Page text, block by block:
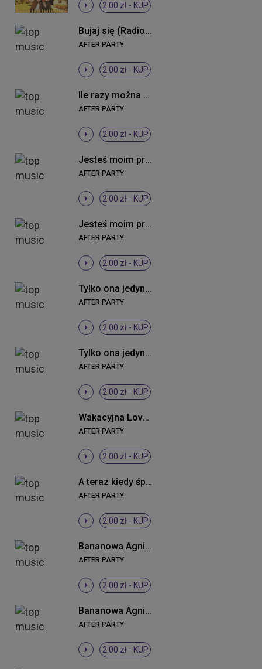
2.00 zł - KUP
Bujaj się (Radio Edit)
AFTER PARTY
2.00 zł - KUP
Ile razy można kochać (Radio Edit)
AFTER PARTY
2.00 zł - KUP
Jesteś moim przeznaczeniem (Ballad Version)
AFTER PARTY
2.00 zł - KUP
Jesteś moim przeznaczeniem (Radio Edit)
AFTER PARTY
2.00 zł - KUP
Tylko ona jedyna (Radio Edit)
AFTER PARTY
2.00 zł - KUP
Tylko ona jedyna (Summer Remix Extended)
AFTER PARTY
2.00 zł - KUP
Wakacyjna Love (wpadka) (Radio Edit)
AFTER PARTY
2.00 zł - KUP
A teraz kiedy śpisz (Radio Edit)
AFTER PARTY
2.00 zł - KUP
Bananowa Agnieszka (DJ Sequence Remix)
AFTER PARTY
2.00 zł - KUP
Bananowa Agnieszka (Radio Edit)
AFTER PARTY
2.00 zł - KUP